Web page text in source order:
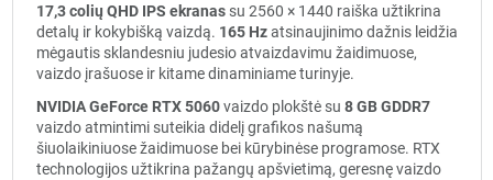
17,3 colių QHD IPS ekranassu 2560 × 1440 raiška užtikrina
detalų ir kokybišką vaizdą. 165 Hzatsinaujinimo dažnis leidžia
mėgautis sklandesniu judesio atvaizdavimu žaidimuose,
vaizdo įrašuose ir kitame dinaminiame turinyje.
NVIDIA GeForce RTX 5060vaizdo plokštė su 8 GB GDDR7
vaizdo atmintimi suteikia didelį grafikos našumą
šiuolaikiniuose žaidimuose bei kūrybinėse programose. RTX
technologijos užtikrina pažangų apšvietimą, geresnę vaizdo